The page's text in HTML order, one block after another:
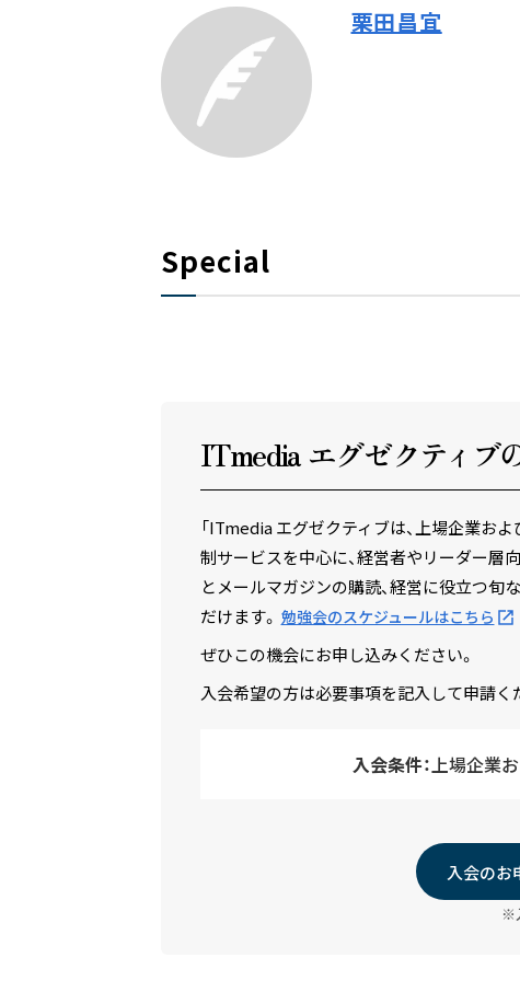
栗田昌宜
Special
ITmedia エグゼクティ ブ
「ITmedia エグゼクティブは、上場企業お
制サービスを中心に、経営者やリーダー層
とメールマガジンの購読、経営に役立つ旬
だけます。 勉強会のスケジュールはこちら
ぜひこの機会にお申し込みください。
入会希望の方は必要事項を記入して申請く
入会条件：上場企業
入会のお
※